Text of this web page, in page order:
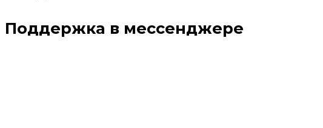
Поддержка в мессенджере